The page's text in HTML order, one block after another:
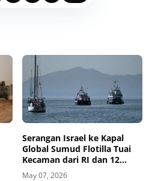
Serangan Israel ke Kapal
Global Sumud Flotilla Tuai
Kecaman dari RI dan 12
Negara
May 07, 2026